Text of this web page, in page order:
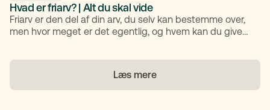
Hvad er friarv? | Alt du skal vide
Friarv er den del af din arv, du selv kan bestemme over,
men hvor meget er det egentlig, og hvem kan du give
og tryg fordeling af din arv.Læs mere